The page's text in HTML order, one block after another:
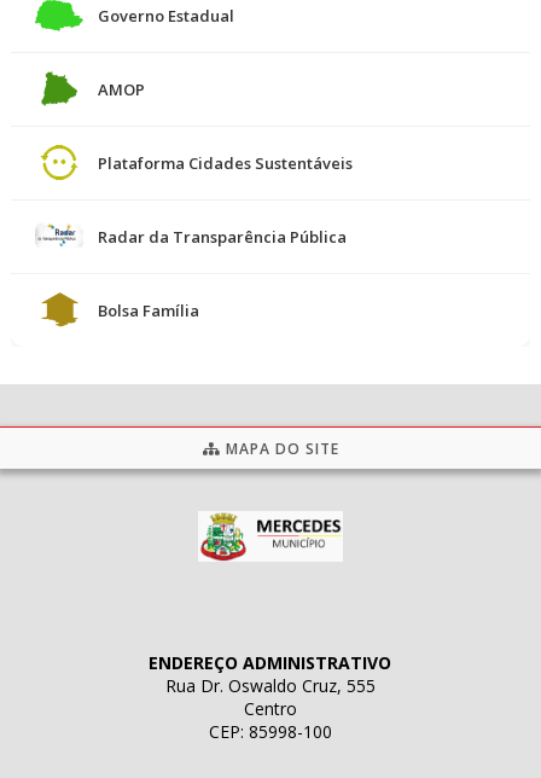
Governo Estadual
AMOP
Plataforma Cidades Sustentáveis
Radar da Transparência Pública
Bolsa Família
MAPA DO SITE
ENDEREÇO ADMINISTRATIVO
Rua Dr. Oswaldo Cruz, 555
Centro
CEP: 85998-100